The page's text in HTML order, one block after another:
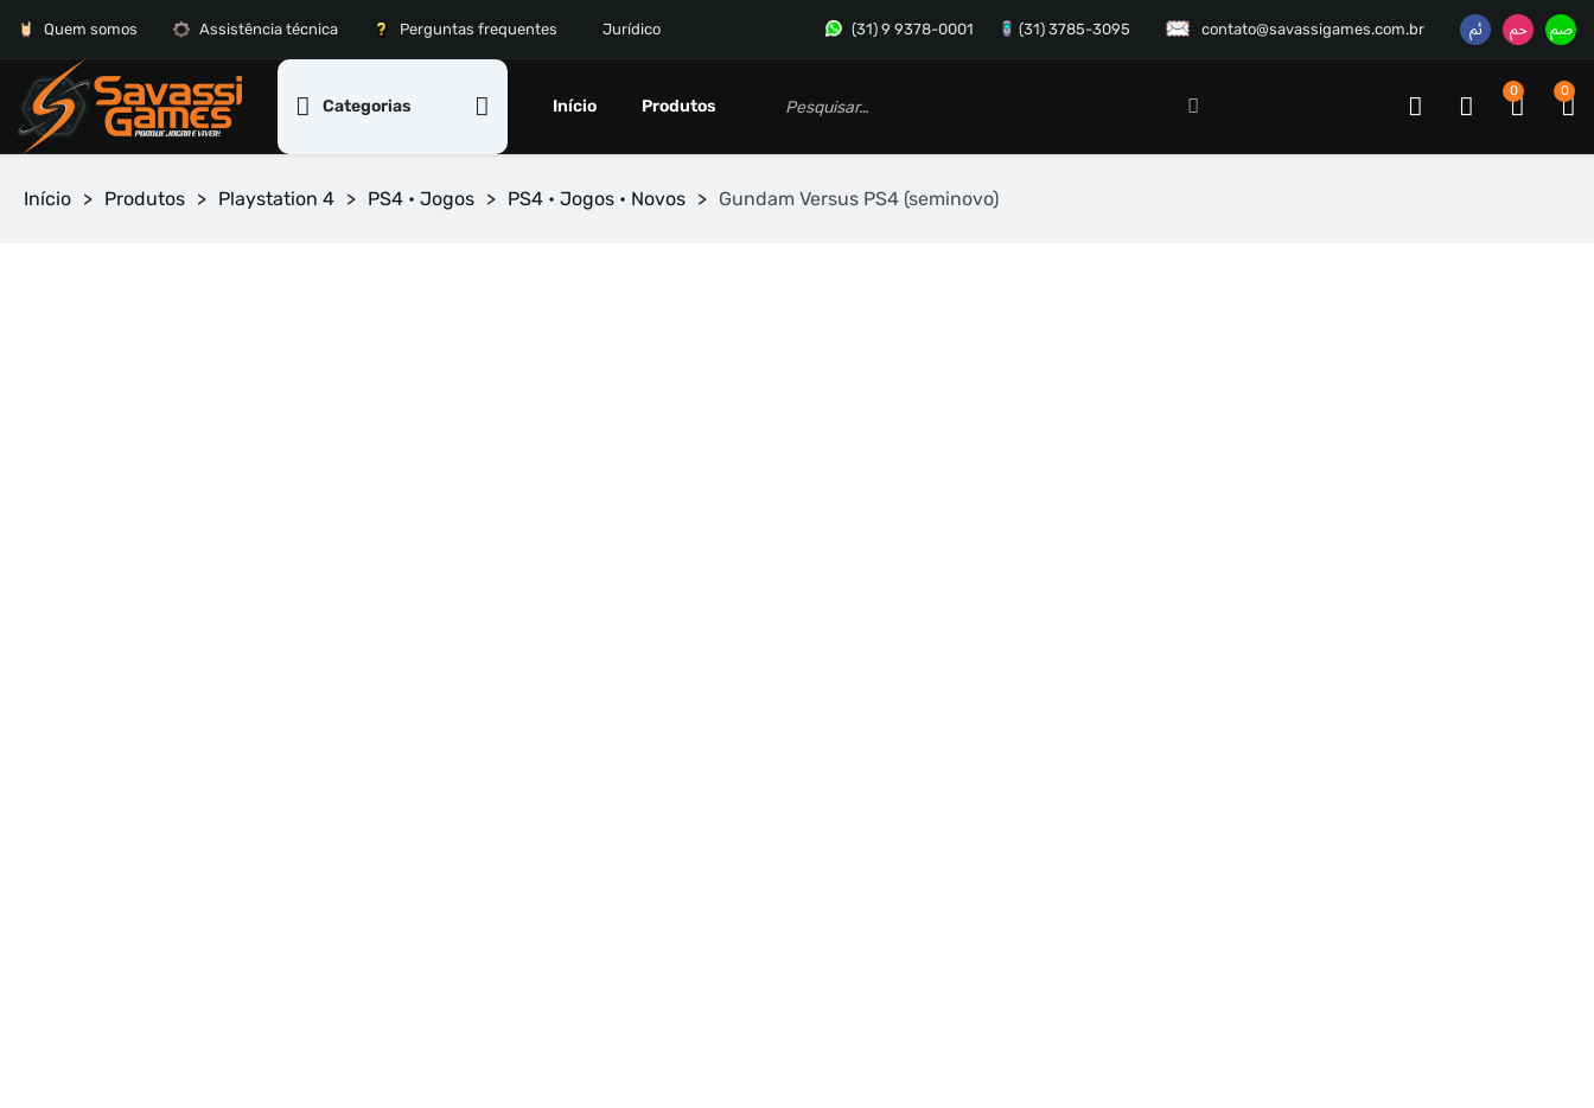
contato@savassigames.com.br
(31) 9 9378-0001 (31) 3785-3095
Quem somos Assistência técnica Perguntas frequentes Jurídico
Categorias
0
0
Início Produtos
Início > Produtos > Playstation 4 > PS4 • Jogos > PS4 • Jogos • Novos > Gundam Versus PS4 (seminovo)